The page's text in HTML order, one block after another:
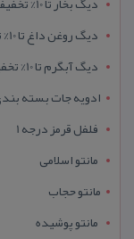
دیگ روغن داغ تا 10% تخفیف
دیگ آبگرم تا 10% تخفیف
ادویه جات بسته
فلفل قرمز درجه 1
مانتو اسلامی
مانتو حجاب
مانتو پوشیده